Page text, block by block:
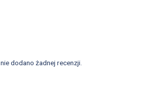
dodano żadnej recenzji.